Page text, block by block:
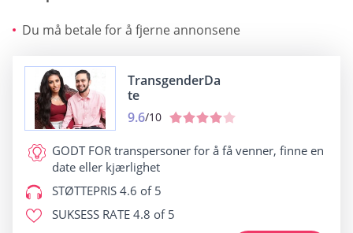
Du må betale for å fjerne annonsene
TransgenderDa
te
9.6/10
GODT FOR transpersoner for å få venner, finne en
date eller kjærlighet
STØTTEPRIS 4.6 of 5
SUKSESS RATE 4.8 of 5